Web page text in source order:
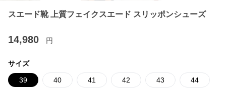
スエード靴 上質フェイクスエード スリッポンシューズ
14,980 円
サイズ
39 40 41 42 43 44